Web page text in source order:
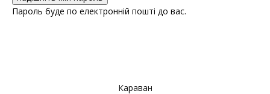
Пароль буде по електронній пошті до вас.
Караван